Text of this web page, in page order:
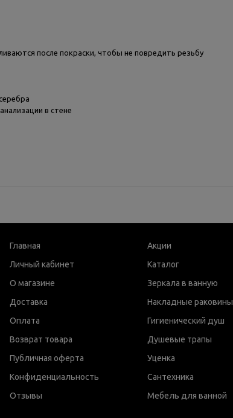
после покраски, чтобы не повредить резьбу
в стене
Главная
Личный кабинет
О магазине
Доставка
Оплата
Возврат товара
Публичная оферта
Конфиденциальность
Отзывы
Акции
Каталог
Зеркала в ванную
Накладные раковины
Гигиенический душ
Душевые трапы
Уценка
Сантехника
Мебель для ванной